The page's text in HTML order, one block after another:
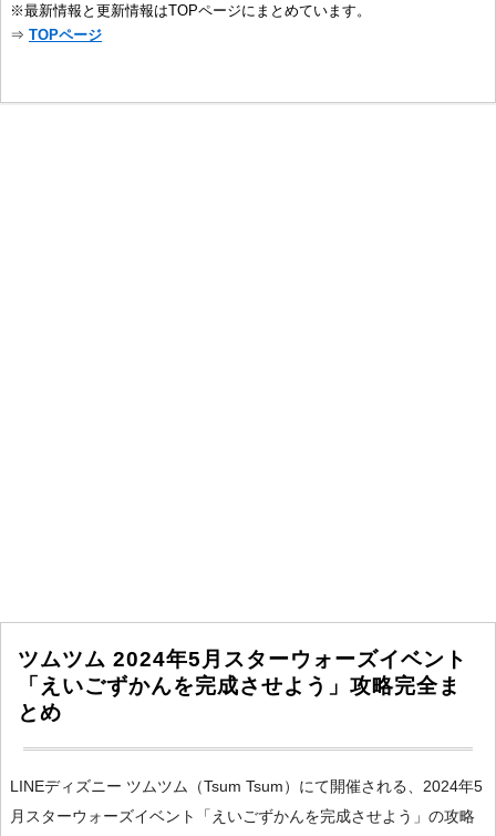
※最新情報と更新情報はTOPページにまとめています。
⇒ TOPページ
ツムツム 2024年5月スターウォーズイベント
「えいごずかんを完成させよう」攻略完全ま
とめ
LINEディズニー ツムツム（Tsum Tsum）にて開催される、2024年5
月スターウォーズイベント「えいごずかんを完成させよう」の攻略